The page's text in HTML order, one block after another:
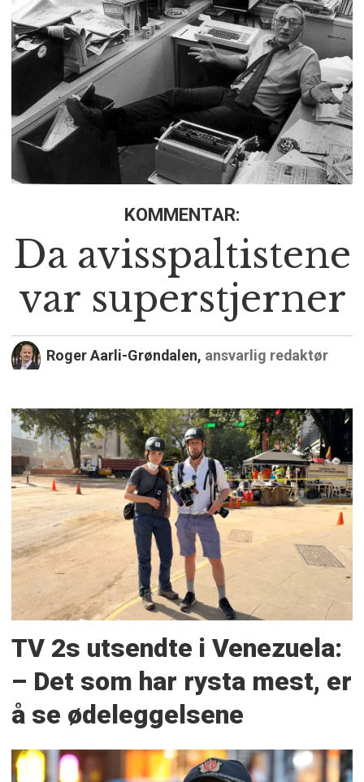
KOMMENTAR:
Da avisspaltistene
var superstjerner
Roger Aarli-Grøndalen, ansvarlig redaktør
TV 2s utsendte i Venezuela:
– Det som har rysta mest, er
å se ødeleggelsene